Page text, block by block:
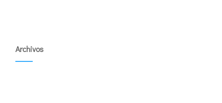
Archivos